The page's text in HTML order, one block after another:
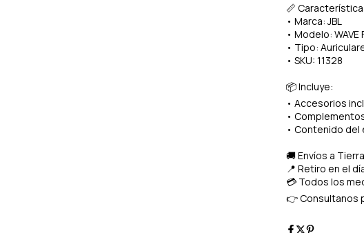
📏
• Marca: JBL
• Modelo: WAVE
• Tipo:
• SKU: 11328
📦 Incluye:
• Accesorios
•
• Contenido
🚚 Envíos a
📍 Retiro en el
💳 Todos los
👉 Consultanos